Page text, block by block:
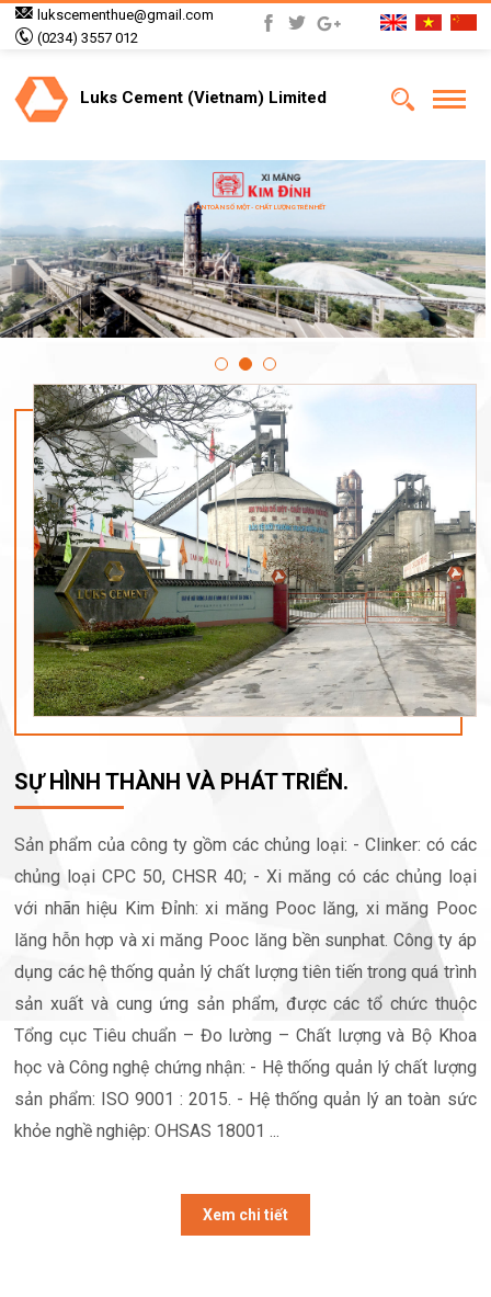
lukscementhue@gmail.com
(0234) 3557 012
Luks Cement (Vietnam) Limited
AN TOÀN SỐ MỘT - CHẤT LƯỢNG TRÊN HẾT
SỰ HÌNH THÀNH VÀ PHÁT TRIỂN.
Sản phẩm của công ty gồm các chủng loại: - Clinker: có các
chủng loại CPC 50, CHSR 40; - Xi măng có các chủng loại
với nhãn hiệu Kim Đỉnh: xi măng Pooc lăng, xi măng Pooc
lăng hỗn hợp và xi măng Pooc lăng bền sunphat. Công ty áp
dụng các hệ thống quản lý chất lượng tiên tiến trong quá trình
sản xuất và cung ứng sản phẩm, được các tổ chức thuộc
Tổng cục Tiêu chuẩn – Đo lường – Chất lượng và Bộ Khoa
học và Công nghệ chứng nhận: - Hệ thống quản lý chất lượng
sản phẩm: ISO 9001 : 2015. - Hệ thống quản lý an toàn sức
khỏe nghề nghiệp: OHSAS 18001 ...
Xem chi tiết